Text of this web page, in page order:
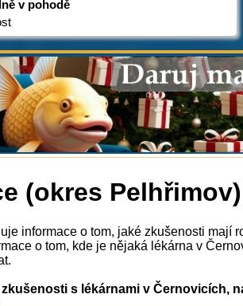
v pohodě
(okres
informace o tom, jaké zkušenosti mají
o tom, kde je nějaká lékárna v
s lékárnami v Černovicích,